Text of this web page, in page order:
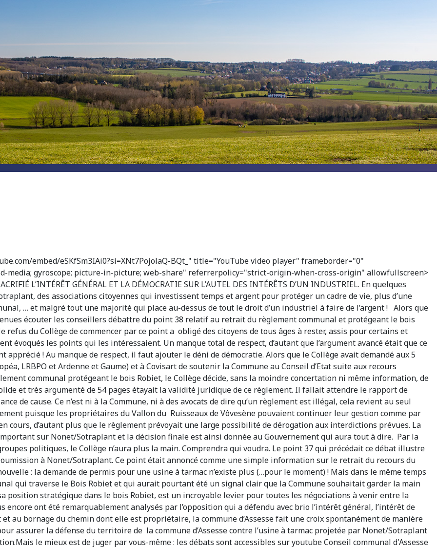
embed/eSKfSm3IAi0?si=XNt7PojolaQ-BQt_" title="YouTube video player" frameborder="0"
media; gyroscope; picture-in-picture; web-share" referrerpolicy="strict-origin-when-cross-origin" allowfullscreen>
L’INTÉRÊT GÉNÉRAL ET LA DÉMOCRATIE SUR L’AUTEL DES INTÉRÊTS D’UN INDUSTRIEL. En quelques
des associations citoyennes qui investissent temps et argent pour protéger un cadre de vie, plus d’une
… et malgré tout une majorité qui place au-dessus de tout le droit d’un industriel à faire de l’argent ! Alors que
écouter les conseillers débattre du point 38 relatif au retrait du règlement communal et protégeant le bois
refus du Collège de commencer par ce point a obligé des citoyens de tous âges à rester, assis pour certains et
évoqués les points qui les intéressaient. Un manque total de respect, d’autant que l’argument avancé était que ce
apprécié ! Au manque de respect, il faut ajouter le déni de démocratie. Alors que le Collège avait demandé aux 5
LRBPO et Ardenne et Gaume) et à Covisart de soutenir la Commune au Conseil d’Etat suite aux recours
communal protégeant le bois Robiet, le Collège décide, sans la moindre concertation ni même information, de
et très argumenté de 54 pages étayait la validité juridique de ce règlement. Il fallait attendre le rapport de
de cause. Ce n’est ni à la Commune, ni à des avocats de dire qu’un règlement est illégal, cela revient au seul
puisque les propriétaires du Vallon du Ruisseaux de Vôvesène pouvaient continuer leur gestion comme par
cours, d’autant plus que le règlement prévoyait une large possibilité de dérogation aux interdictions prévues. La
sur Nonet/Sotraplant et la décision finale est ainsi donnée au Gouvernement qui aura tout à dire. Par la
politiques, le Collège n’aura plus la main. Comprendra qui voudra. Le point 37 qui précédait ce débat illustre
à Nonet/Sotraplant. Ce point était annoncé comme une simple information sur le retrait du recours du
: la demande de permis pour une usine à tarmac n’existe plus (…pour le moment) ! Mais dans le même temps
qui traverse le Bois Robiet et qui aurait pourtant été un signal clair que la Commune souhaitait garder la main
position stratégique dans le bois Robiet, est un incroyable levier pour toutes les négociations à venir entre la
ont été remarquablement analysés par l’opposition qui a défendu avec brio l’intérêt général, l’intérêt de
au bornage du chemin dont elle est propriétaire, la commune d’Assesse fait une croix spontanément de manière
assurer la défense du territoire de la commune d’Assesse contre l’usine à tarmac projetée par Nonet/Sotraplant
le mieux est de juger par vous-même : les débats sont accessibles sur youtube Conseil communal d'Assesse